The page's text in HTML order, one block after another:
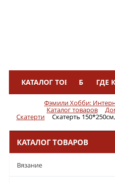
КАТАЛОГ ТОВАРОВБРЕНДЫ
ГДЕ
Фэмили Хобби:
Каталог товаров
Скатерти Скатерть
КАТАЛОГ ТОВАРОВ
Вязание